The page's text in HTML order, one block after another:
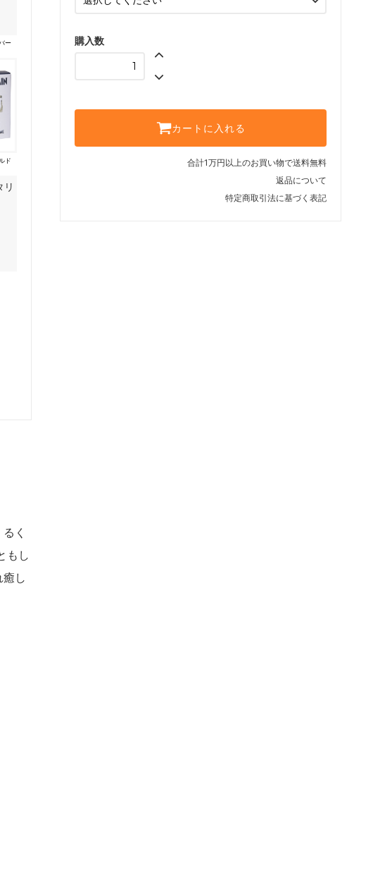
購入数
カートに入れる
合計1万円以上のお買い物で送料無料
返品について
特定商取引法に基づく表記
ー
ド
く
もし
し